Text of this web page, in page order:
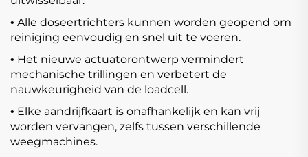
• Alle doseertrichters kunnen worden geopend om
reiniging eenvoudig en snel uit te voeren.
• Het nieuwe actuatorontwerp vermindert
mechanische trillingen en verbetert de
nauwkeurigheid van de loadcell.
• Elke aandrijfkaart is onafhankelijk en kan vrij
worden vervangen, zelfs tussen verschillende
weegmachines.